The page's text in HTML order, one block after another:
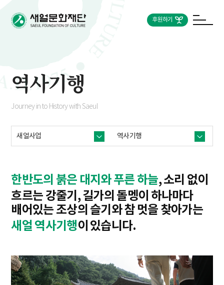
후원하기
역사기행
Journey in to History with Saeul
새얼사업 역사기행
한반도의 붉은 대지와 푸른 하늘, 소리 없이
흐르는 강줄기, 길가의 돌멩이 하나마다
배어있는 조상의 슬기와 참 멋을 찾아가는
새얼 역사기행이 있습니다.